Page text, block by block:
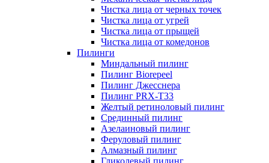
Чистка лица от черных точек
Чистка лица от угрей
Чистка лица от прыщей
Чистка лица от комедонов
Пилинги
Миндальный пилинг
Пилинг Biorepeel
Пилинг Джесснера
Пилинг PRX-T33
Желтый ретиноловый пилинг
Срединный пилинг
Азелаиновый пилинг
Феруловый пилинг
Алмазный пилинг
Гликолевый пилинг